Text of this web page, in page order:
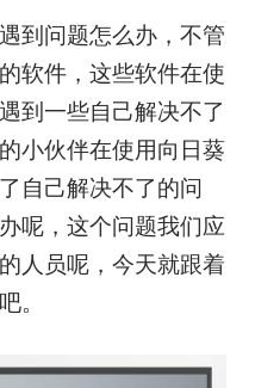
到问题怎么办，不管
软件，这些软件在使
到一些自己解决不了
小伙伴在使用向日葵
自己解决不了的问
呢，这个问题我们应
人员呢，今天就跟着
。